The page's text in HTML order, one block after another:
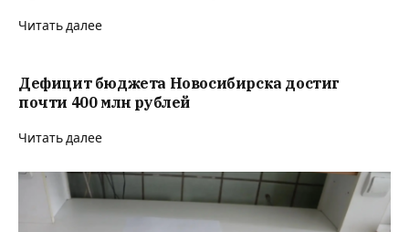
Читать далее
Дефицит бюджета Новосибирска достиг
почти 400 млн рублей
Читать далее